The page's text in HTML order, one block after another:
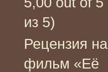
из 5)
Рецензия на
фильм «Её